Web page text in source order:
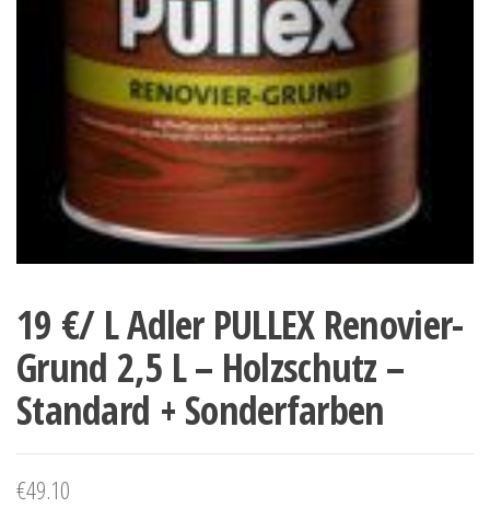
19 €/ L Adler PULLEX Renovier-
Grund 2,5 L – Holzschutz –
Standard + Sonderfarben
€49.10